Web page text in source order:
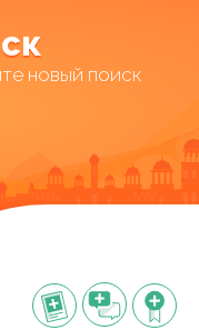
новый поиск